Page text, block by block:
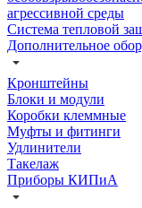
агрессивной среды
Система тепловой
Дополнительное
Кронштейны
Блоки и модули
Коробки клеммные
Муфты и фитинги
Удлинители
Такелаж
Приборы КИПиА